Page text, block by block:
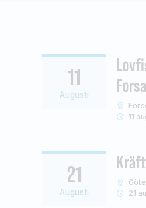
11
Augusti
11
21
Augusti
21